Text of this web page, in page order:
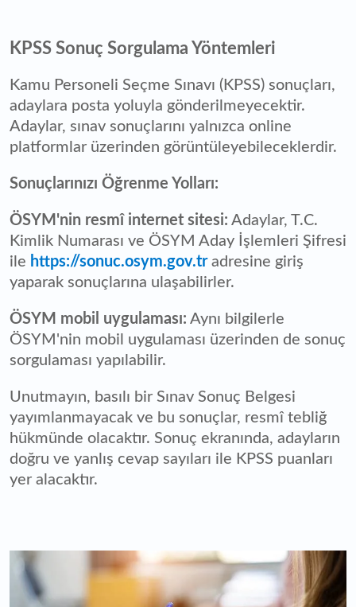
KPSS Sonuç Sorgulama Yöntemleri
Kamu Personeli Seçme Sınavı (KPSS) sonuçları,
adaylara posta yoluyla gönderilmeyecektir.
Adaylar, sınav sonuçlarını yalnızca online
platformlar üzerinden görüntüleyebileceklerdir.
Sonuçlarınızı Öğrenme Yolları:
ÖSYM'nin resmî internet sitesi: Adaylar, T.C.
Kimlik Numarası ve ÖSYM Aday İşlemleri Şifresi
ile https://sonuc.osym.gov.tradresine giriş
yaparak sonuçlarına ulaşabilirler.
ÖSYM mobil uygulaması: Aynı bilgilerle
ÖSYM'nin mobil uygulaması üzerinden de sonuç
sorgulaması yapılabilir.
Unutmayın, basılı bir Sınav Sonuç Belgesi
yayımlanmayacak ve bu sonuçlar, resmî tebliğ
hükmünde olacaktır. Sonuç ekranında, adayların
doğru ve yanlış cevap sayıları ile KPSS puanları
yer alacaktır.